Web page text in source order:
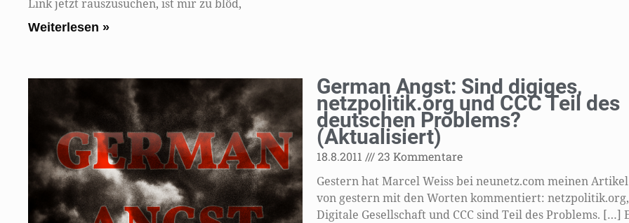
Link jetzt rauszusuchen, ist mir zu blöd,
Weiterlesen »
German Angst: Sind digiges,
netzpolitik.org und CCC Teil des
deutschen Problems?
(Aktualisiert)
18.8.2011 23 Kommentare
Gestern hat Marcel Weiss bei neunetz.com meinen Artikel
von gestern mit den Worten kommentiert: netzpolitik.org,
Digitale Gesellschaft und CCC sind Teil des Problems. […]